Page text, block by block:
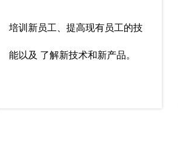
培训新员工、提高现有员工的技
能以及 了解新技术和新产品。